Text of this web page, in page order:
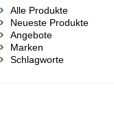
Alle Produkte
Neueste Produkte
Angebote
Marken
Schlagworte